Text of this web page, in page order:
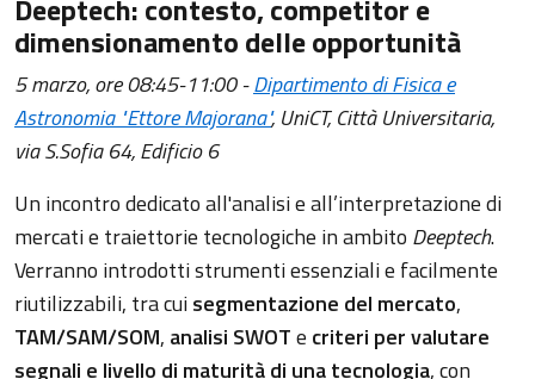
Deeptech: contesto, competitor e
dimensionamento delle opportunità
5 marzo, ore 08:45-11:00 -Dipartimento di Fisica e
Astronomia "Ettore Majorana", UniCT, Città Universitaria,
via S.Sofia 64, Edificio 6
Un incontro dedicato all'analisi e all’interpretazione di
mercati e traiettorie tecnologiche in ambito Deeptech.
Verranno introdotti strumenti essenziali e facilmente
riutilizzabili, tra cuisegmentazione del mercato,
TAM/SAM/SOM, analisi SWOTe criteri per valutare
segnali e livello di maturità di una tecnologia, con